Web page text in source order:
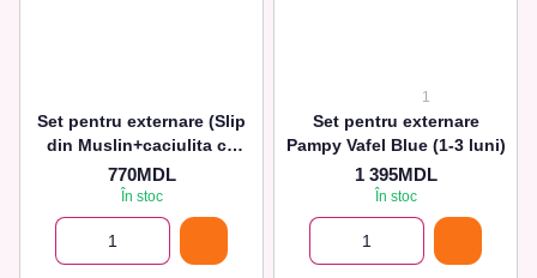
Set pentru externare (Slip
din Muslin+caciulita cu
șireturi) Vafel Blue (1-3
luni)
770MDL
În stoc
1
Set pentru externare
Pampy Vafel Blue (1-3 luni)
1 395MDL
În stoc